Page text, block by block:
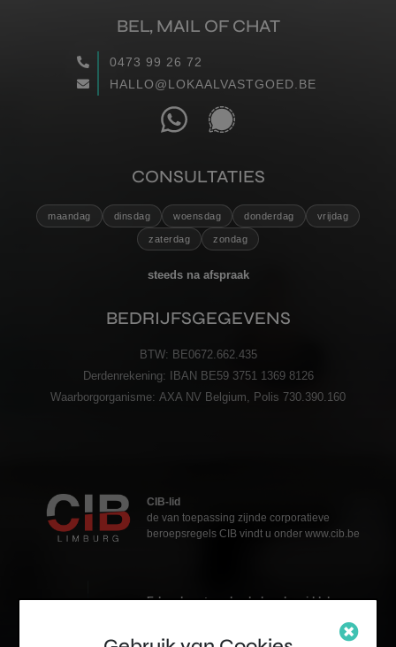
BEL, MAIL OF CHAT
0473 99 26 72
HALLO@LOKAALVASTGOED.BE
CONSULTATIES
maandag dinsdag woensdag donderdag vrijdag
zaterdag zondag
steeds na afspraak
BEDRIJFSGEGEVENS
BTW: BE0672.662.435
Derdenrekening:
IBAN BE59 3751 1369 8126
Waarborgorganisme: AXA NV Belgium, Polis 730.390.160
CIB-lid
de van toepassing zijnde corporatieve
beroepsregels CIB vindt u onder www.cib.be
Erkend vastgoedmakelaar-bemiddelaar